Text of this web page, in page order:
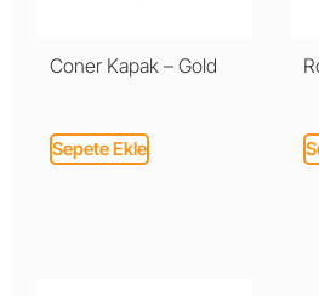
Coner Kapak – Gold
Sepete Ekle